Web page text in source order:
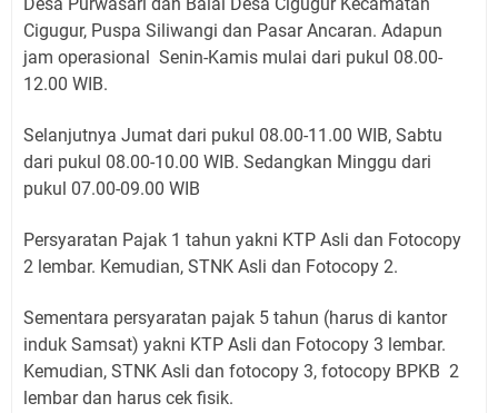
Cigugur, Puspa Siliwangi dan Pasar Ancaran. Adapun
jam operasional Senin-Kamis mulai dari pukul 08.00-
12.00 WIB.
Selanjutnya Jumat dari pukul 08.00-11.00 WIB, Sabtu
dari pukul 08.00-10.00 WIB. Sedangkan Minggu dari
pukul 07.00-09.00 WIB
Persyaratan Pajak 1 tahun yakni KTP Asli dan Fotocopy
2 lembar. Kemudian, STNK Asli dan Fotocopy 2.
Sementara persyaratan pajak 5 tahun (harus di kantor
induk Samsat) yakni KTP Asli dan Fotocopy 3 lembar.
Kemudian, STNK Asli dan fotocopy 3, fotocopy BPKB 2
lembar dan harus cek fisik.